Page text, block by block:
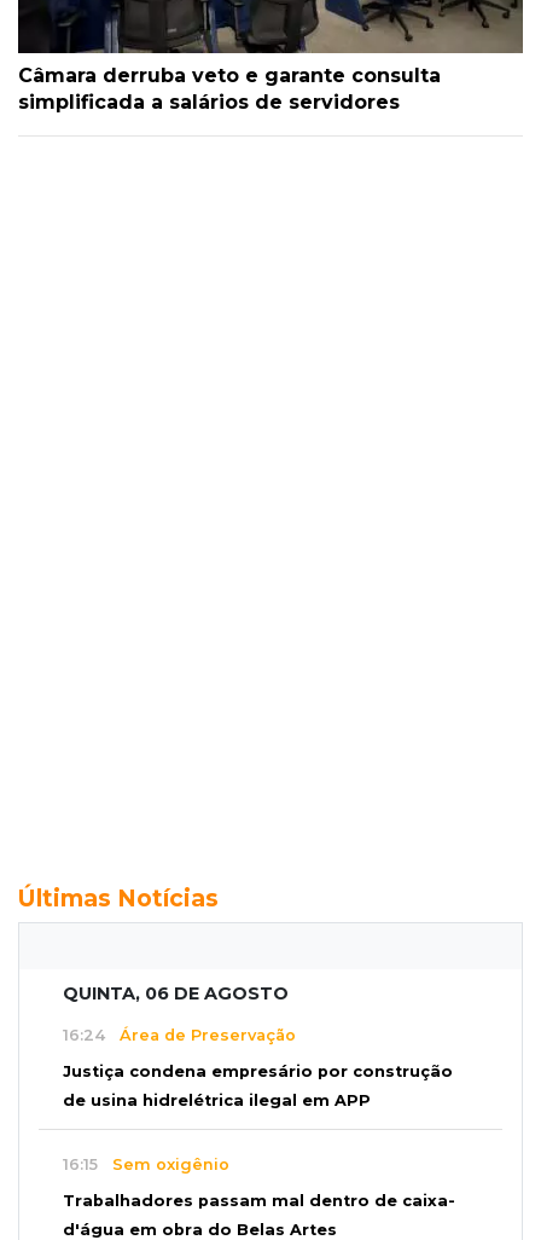
Câmara derruba veto e garante consulta
simplificada a salários de servidores
Últimas Notícias
QUINTA, 06 DE AGOSTO
16:24 Área de Preservação
Justiça condena empresário por construção
de usina hidrelétrica ilegal em APP
16:15 Sem oxigênio
Trabalhadores passam mal dentro de caixa-
d'água em obra do Belas Artes